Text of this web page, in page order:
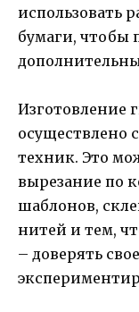
использовать
бумаги, чтобы
Изготовление
осуществлено
техник. Это
вырезание по
шаблонов,
нитей и тем,
– доверять